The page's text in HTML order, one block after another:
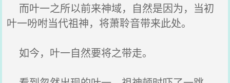
而叶一之所以前来神域，自然是因为，当初
叶一吩咐当代祖神，将萧聆音带来此处。
如今，叶一自然要将之带走。